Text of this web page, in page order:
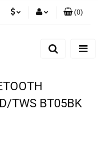
(0)
TWS BT05BK